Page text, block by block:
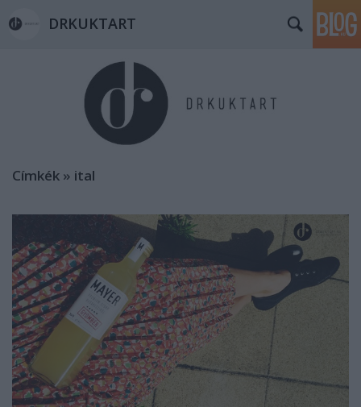
DRKUKTART
Címkék » ital